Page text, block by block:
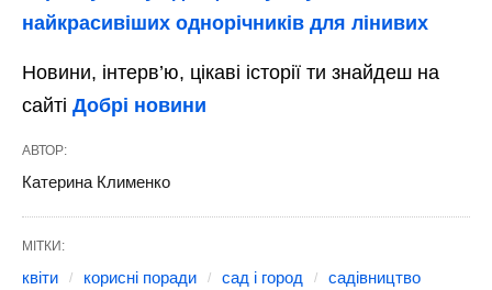
найкрасивіших однорічників для лінивих
Новини, інтерв’ю, цікаві історії ти знайдеш на
сайті Добрі новини
АВТОР:
Катерина Клименко
МІТКИ:
квіти корисні поради сад і город садівництво